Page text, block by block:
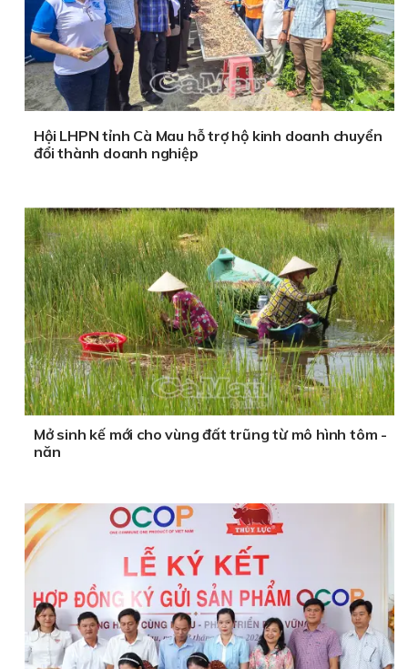
Hội LHPN tỉnh Cà Mau hỗ trợ hộ kinh doanh chuyển
đổi thành doanh nghiệp
Mở sinh kế mới cho vùng đất trũng từ mô hình tôm -
năn